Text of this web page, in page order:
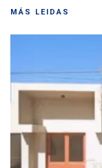
MÁS LEIDAS